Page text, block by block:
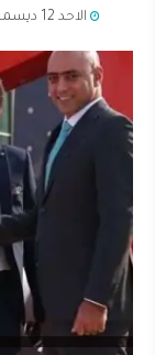
الاحد 12 ديسمبر 2021 | 03:32 صباحاً